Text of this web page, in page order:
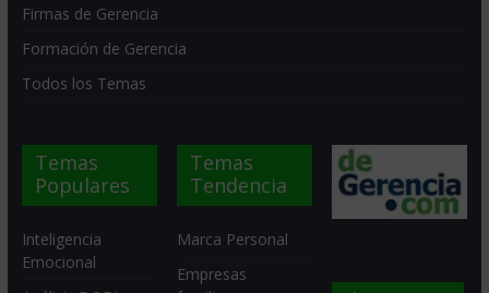
Firmas de Gerencia
Formación de Gerencia
Todos los Temas
Temas
Populares
Inteligencia
Emocional
Temas
Tendencia
Marca Personal
Empresas